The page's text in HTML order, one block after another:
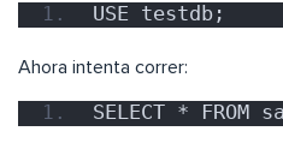
USE testdb;
Ahora intenta correr:
SELECT * FROM